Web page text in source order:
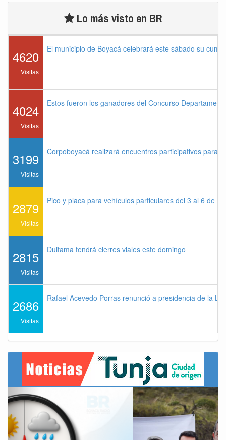
Lo más visto en BR
4620
Visitas
El municipio de Boyacá celebrará este sábado su
4024
Visitas
Estos fueron los ganadores del Concurso
3199
Visitas
Corpoboyacá realizará encuentros participativos para
2879
Visitas
Pico y placa para vehículos particulares del 3 al 6 de
2815
Visitas
Duitama tendrá cierres viales este domingo
2686
Visitas
Rafael Acevedo Porras renunció a presidencia de la
Previous Next